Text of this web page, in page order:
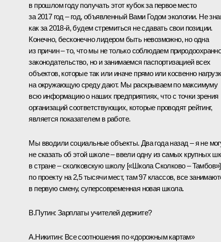
в прошлом году получать этот кубок за первое место
за 2017 год – год, объявленный Вами Годом экологии. Не
как за 2018-й, будем стремиться не сдавать свои позиции.
Конечно, бесконечно лидером быть невозможно, но одна
из причин – то, что мы не только соблюдаем
законодательство, но и занимаемся паспортизацией всех
объектов, которые так или иначе прямо или косвенно
на окружающую среду дают. Мы раскрываем по максимуму
всю информацию о наших предприятиях, что с точки зрения
организаций соответствующих, которые проводят рейтинг,
является показателем в работе.
Мы вводили социальные объекты. Два года назад – я не
не сказать об этой школе – ввели одну из самых крупных
в стране – сколковскую школу [«Школа Сколково – Тамбов»]
по проекту на 2,5 тысячи мест, там 97 классов, все
в первую смену, суперсовременная новая школа.
В.Путин: Зарплаты учителей держите?
А.Никитин: Все соотношения по «дорожным картам»